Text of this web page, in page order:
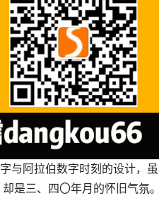
三、四〇年月的怀旧气氛。